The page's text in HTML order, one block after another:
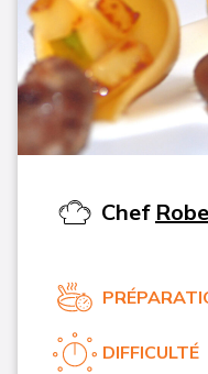
Chef
DIFFICULTÉ